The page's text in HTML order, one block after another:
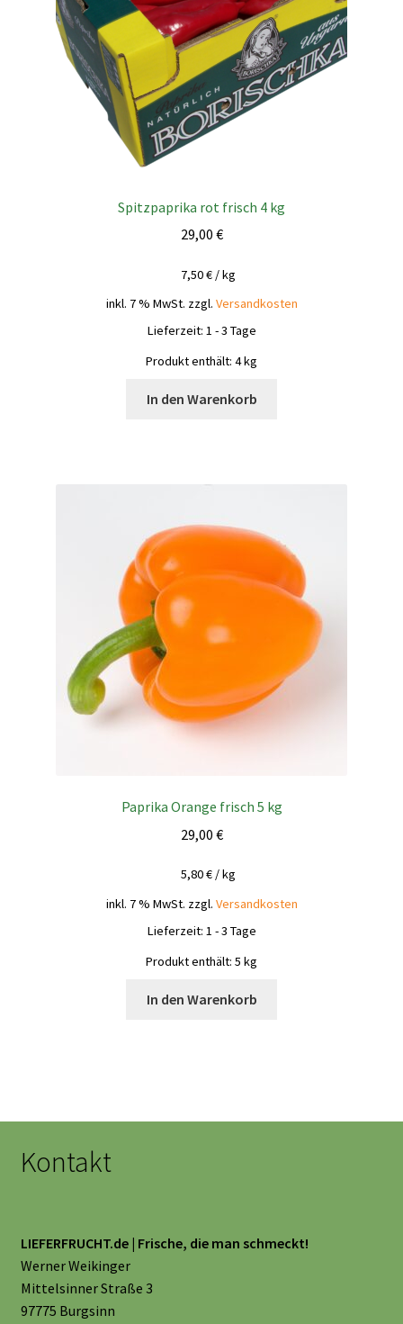
Spitzpaprika rot frisch 4 kg
29,00 €
7,50€/kg
inkl. 7 % MwSt. zzgl. Versandkosten
Lieferzeit: 1 - 3 Tage
Produkt enthält: 4kg
In den Warenkorb
Paprika Orange frisch 5 kg
29,00 €
5,80€/kg
inkl. 7 % MwSt. zzgl. Versandkosten
Lieferzeit: 1 - 3 Tage
Produkt enthält: 5 kg
In den Warenkorb
Kontakt
LIEFERFRUCHT.de | Frische, die man schmeckt!
Werner Weikinger
Mittelsinner Straße 3
97775 Burgsinn